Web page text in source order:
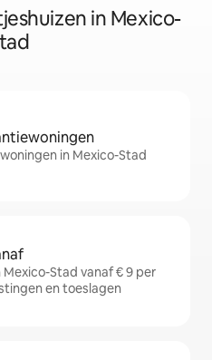
in Mexico-
in Mexico-Stad
Stad vanaf € 9 per
en toeslagen